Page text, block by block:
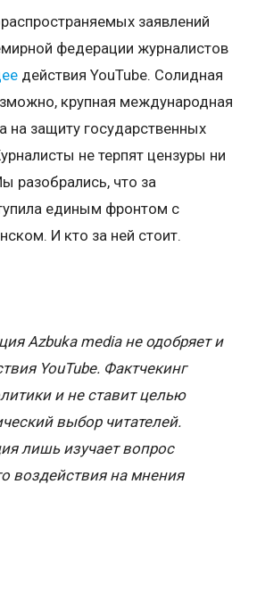
заявлений
федерации журналистов
действия YouTube. Солидная
крупная международная
на защиту государственных
не терпят цензуры ни
разобрались, что за
единым фронтом с
И кто за ней стоит.
Azbuka mediaне одобряет и
YouTube. Фактчекинг
и не ставит целью
выбор читателей.
лишь изучает вопрос
воздействия на мнения